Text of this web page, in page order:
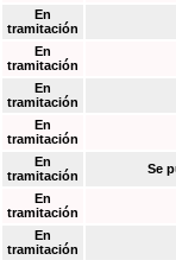
En
tramitación
En
tramitación
En
tramitación
En
tramitación
En
tramitación
Se
En
tramitación
En
tramitación